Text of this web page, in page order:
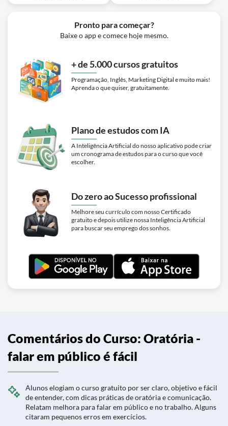
Pronto para começar?
Baixe o app e comece hoje mesmo.
+ de 5.000 cursos gratuitos
Programação, Inglês, Marketing Digital e muito mais!
Aprenda o que quiser, gratuitamente.
Plano de estudos com IA
A Inteligência Artificial do nosso aplicativo pode criar
um cronograma de estudos para o curso que você
escolher.
Do zero ao Sucesso profissional
Melhore seu currículo com nosso Certificado
gratuito e depois utilize nossa Inteligência Artificial
para buscar seu emprego dos sonhos.
Comentários do Curso: Oratória -
falar em público é fácil
Alunos elogiam o curso gratuito por ser claro, objetivo e fácil
de entender, com dicas práticas de oratória e comunicação.
Relatam melhora para falar em público e no trabalho. Alguns
citaram pequenos erros em exercícios.